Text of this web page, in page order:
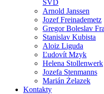
SVD
Arnold Janssen
Jozef Freinademetz
Gregor Boleslav
Stanislav Kubista
Aloiz Liguda
Ľudovít Mzyk
Helena Stollenwerk
Jozefa Stenmanns
Marián Żelazek
Kontakty